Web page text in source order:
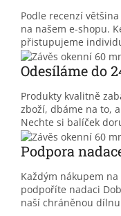
Podle recenzí
na našem e-shopu.
přistupujeme
Odesíláme do
Produkty kvalitně
zboží, dbáme na to,
Nechte si balíček
Podpora
Každým nákupem
podpoříte nadaci
naší chráněnou